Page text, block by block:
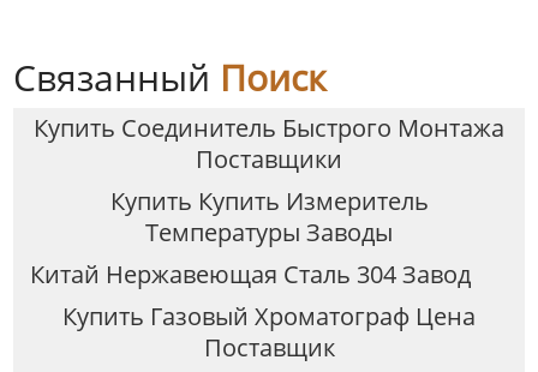
Связанный Поиск
Купить Соединитель Быстрого Монтажа
Поставщики
Купить Купить Измеритель
Температуры Заводы
Китай Нержавеющая Сталь 304 Завод
Купить Газовый Хроматограф Цена
Поставщик